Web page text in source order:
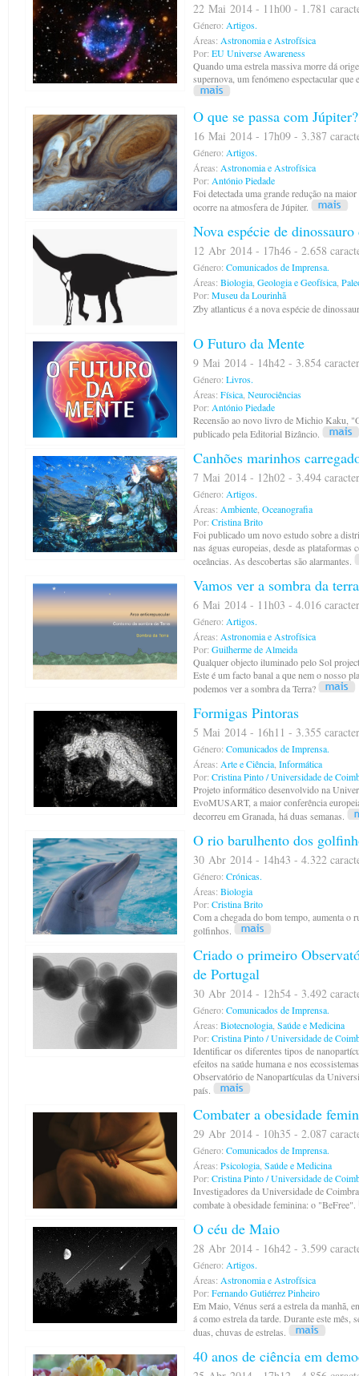
22 Mai 2014 - 11h00 - 1.781
Género: Artigos.
Áreas: Astronomia e Astrofísica
Por: EU Universe Awareness
Quando uma estrela massiva morre dá
supernova, um fenómeno espectacular que
O que se passa com Júpiter?
16 Mai 2014 - 17h09 - 3.387
Género: Artigos.
Áreas: Astronomia e Astrofísica
Por: António Piedade
Foi detectada uma grande redução na
ocorre na atmosfera de Júpiter.
Nova espécie de
12 Abr 2014 - 17h46 - 2.658
Género: Comunicados de Imprensa.
Áreas: Biologia Geologia e Geofísica
Por: Museu da Lourinhã
Zby atlanticus é a nova espécie de
O Futuro da Mente
9 Mai 2014 - 14h42 - 3.854
Género: Livros.
Áreas: Física Neurociências
Por: António Piedade
Recensão ao novo livro de Michio Kaku,
publicado pela Editorial Bizâncio.
Canhões marinhos
7 Mai 2014 - 12h02 - 3.494
Género: Artigos.
Áreas: Ambiente Oceanografia
Por: Cristina Brito
Foi publicado um novo estudo sobre a
nas águas europeias, desde as plataformas
oceâncias. As descobertas são alarmantes.
Vamos ver a sombra da terra
6 Mai 2014 - 11h03 - 4.016
Género: Artigos.
Áreas: Astronomia e Astrofísica
Por: Guilherme de Almeida
Qualquer objecto iluminado pelo Sol
Este é um facto banal a que nem o nosso
podemos ver a sombra da Terra?
Formigas Pintoras
5 Mai 2014 - 16h11 - 3.355
Género: Comunicados de Imprensa.
Áreas: Arte e Ciência Informática
Por: Cristina Pinto / Universidade de
Projeto informático desenvolvido na
EvoMUSART, a maior conferência
decorreu em Granada, há duas semanas.
O rio barulhento dos
30 Abr 2014 - 14h43 - 4.322
Género: Crónicas.
Áreas: Biologia
Por: Cristina Brito
Com a chegada do bom tempo, aumenta o
golfinhos.
Criado o primeiro
de Portugal
30 Abr 2014 - 12h54 - 3.492
Género: Comunicados de Imprensa.
Áreas: Biotecnologia Saúde e Medicina
Por: Cristina Pinto / Universidade de
Identificar os diferentes tipos de
efeitos na saúde humana e nos
Observatório de Nanopartículas da
país.
Combater a obesidade
29 Abr 2014 - 10h35 - 2.087
Género: Comunicados de Imprensa.
Áreas: Psicologia Saúde e Medicina
Por: Cristina Pinto / Universidade de
Investigadores da Universidade de
combate à obesidade feminina: o "BeFree".
O céu de Maio
28 Abr 2014 - 16h42 - 3.599
Género: Artigos.
Áreas: Astronomia e Astrofísica
Por: Fernando Gutiérrez Pinheiro
Em Maio, Vénus será a estrela da manhã,
á como estrela da tarde. Durante este mês,
duas, chuvas de estrelas.
40 anos de ciência em